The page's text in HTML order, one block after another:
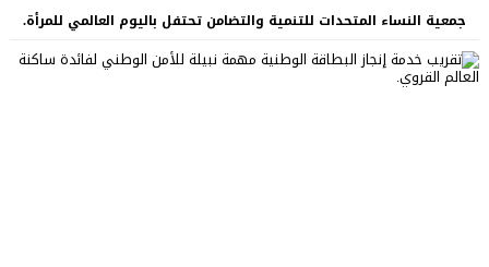
جمعية النساء المتحدات للتنمية والتضامن تحتفل باليوم العالمي للمرأة.